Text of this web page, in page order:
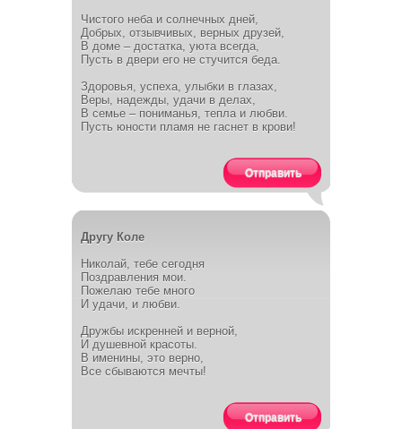
Чистого неба и солнечных дней,
Добрых, отзывчивых, верных друзей,
В доме – достатка, уюта всегда,
Пусть в двери его не стучится беда.
Здоровья, успеха, улыбки в глазах,
Веры, надежды, удачи в делах,
В семье – пониманья, тепла и любви.
Пусть юности пламя не гаснет в крови!
Отправить
Другу Коле
Николай, тебе сегодня
Поздравления мои.
Пожелаю тебе много
И удачи, и любви.
Дружбы искренней и верной,
И душевной красоты.
В именины, это верно,
Все сбываются мечты!
Отправить